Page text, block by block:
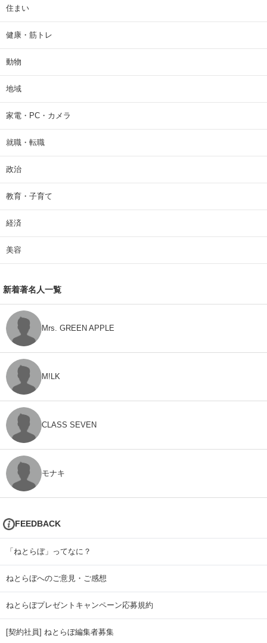
住まい
健康・筋トレ
動物
地域
家電・PC・カメラ
就職・転職
政治
教育・子育て
経済
美容
新着著名人一覧
Mrs. GREEN APPLE
M!LK
CLASS SEVEN
モナキ
FEEDBACK
「ねとらぼ」ってなに？
ねとらぼへのご意見・ご感想
ねとらぼプレゼントキャンペーン応募規約
[契約社員] ねとらぼ編集者募集